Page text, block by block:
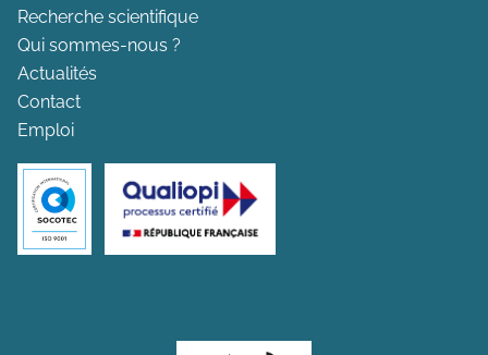
Recherche scientifique
Qui sommes-nous ?
Actualités
Contact
Emploi